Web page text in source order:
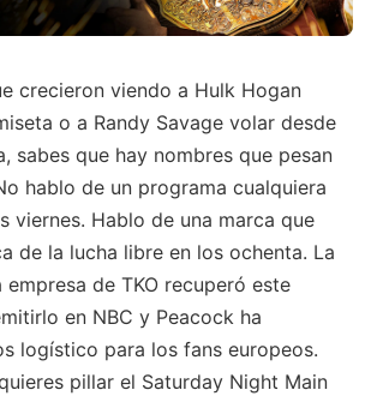
crecieron viendo a Hulk Hogan
o a Randy Savage volar desde
sabes que hay nombres que pesan
hablo de un programa cualquiera
viernes. Hablo de una marca que
de la lucha libre en los ochenta. La
de TKO recuperó este
en NBC y Peacock ha
logístico para los fans europeos.
pillar el Saturday Night Main